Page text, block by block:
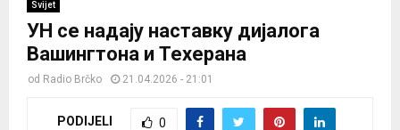
Svijet
УН се надају наставку дијалога
Вашингтона и Техерана
od Radio Brčko 21.04.2026 - 21:01
PODIJELI 0